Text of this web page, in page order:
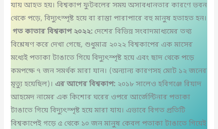
যায় আহত হয়। বিশ্বকাপ ফুটবলের সময় অসাবধানতার কারণে ভবন
থেকে পড়ে, বিদ্যুৎস্পৃষ্ট হয়ে বা রাস্তা পারাপারে বহু মানুষ হতাহত হন।
গত কাতার বিশ্বকাপ ২০২২: দেশের বিভিন্ন সংবাদমাধ্যমের তথ্য
বিশ্লেষণ করে দেখা গেছে, শুধুমাত্র ২০২২ বিশ্বকাপের এক মাসের
মধ্যেই পতাকা টাঙাতে গিয়ে বিদ্যুৎস্পৃষ্ট হয়ে এবং ছাদ থেকে পড়ে
কমপক্ষে ৭ জন সমর্থক মারা যান। (অন্যান্য কারণসহ মোট ১২ জনের
মৃত্যু হয়েছিল)। এর আগের বিশ্বকাপ: ২০১৮ সালেও হবিগঞ্জে রিয়াদ
আহমেদ নামের এক কিশোর ঘরের ওপরে আর্জেন্টিনার পতাকা
টাঙাতে গিয়ে বিদ্যুৎস্পৃষ্ট হয়ে মারা যায়। এভাবে বিগত প্রতিটি
বিশ্বকাপেই গড়ে ৫ থেকে ১০ জন মানুষ কেবল পতাকা টাঙাতে গিয়েই